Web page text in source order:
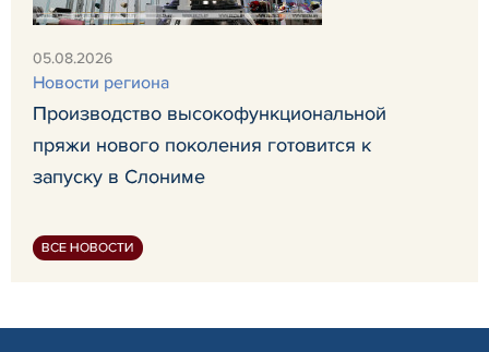
05.08.2026
Новости региона
Производство высокофункциональной
пряжи нового поколения готовится к
запуску в Слониме
ВСЕ НОВОСТИ